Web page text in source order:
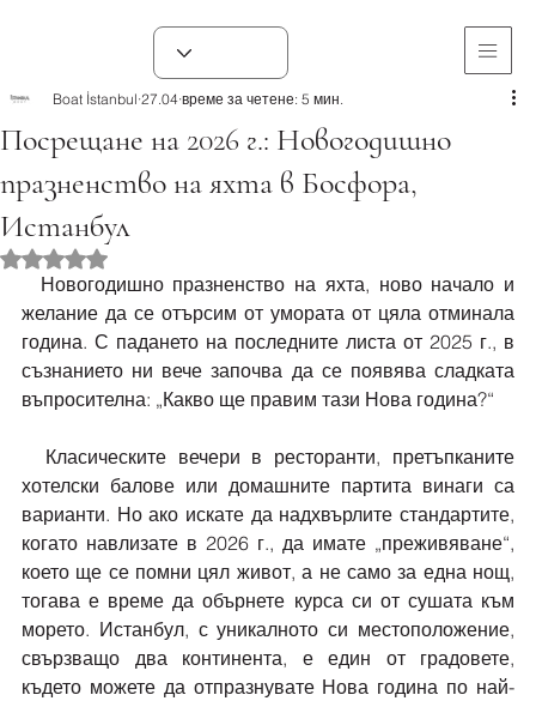
Посрещане на 2026 г.: Новогодишно
празненство на яхта в Босфора,
Истанбул
Boat İstanbul 27.04 време за четене: 5 мин.
Оценено с NaN от 5 звезди.
желание да се отърсим от умората от цяла отминала
година. С падането на последните листа от 2025 г., в
съзнанието ни вече започва да се появява сладката
въпросителна: „Какво ще правим тази Нова година?“
хотелски балове или домашните партита винаги са
варианти. Но ако искате да надхвърлите стандартите,
когато навлизате в 2026 г., да имате „преживяване“,
което ще се помни цял живот, а не само за една нощ,
тогава е време да обърнете курса си от сушата към
морето. Истанбул, с уникалното си местоположение,
свързващо два континента, е един от градовете,
където можете да отпразнувате Нова година по най-